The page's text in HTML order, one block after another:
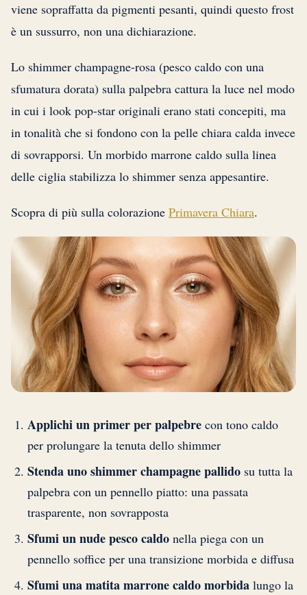
viene sopraffatta da pigmenti pesanti, quindi questo frost
è un sussurro, non una dichiarazione.
Lo shimmer champagne-rosa (pesco caldo con una
sfumatura dorata) sulla palpebra cattura la luce nel modo
in cui i look pop-star originali erano stati concepiti, ma
in tonalità che si fondono con la pelle chiara calda invece
di sovrapporsi. Un morbido marrone caldo sulla linea
delle ciglia stabilizza lo shimmer senza appesantire.
Scopra di più sulla colorazione Primavera Chiara.
Applichi un primer per palpebre con tono caldo
per prolungare la tenuta dello shimmer
Stenda uno shimmer champagne pallido su tutta la
palpebra con un pennello piatto: una passata
trasparente, non sovrapposta
Sfumi un nude pesco caldo nella piega con un
pennello soffice per una transizione morbida e diffusa
Sfumi una matita marrone caldo morbida lungo la